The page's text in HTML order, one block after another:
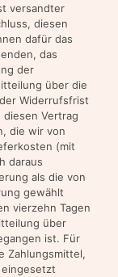
versandter
diesen
dafür das
das
der
über die
Widerrufsfrist
diesen Vertrag
die wir von
(mit
daraus
als die von
gewählt
vierzehn Tagen
über
ist. Für
Zahlungsmittel,